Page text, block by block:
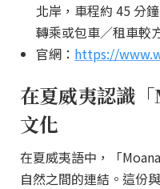
北岸，車程約 45 分
轉乘或包車／租車較
官網： https://
在夏威夷認識
文化
在夏威夷語中，「
自然之間的連結。這份